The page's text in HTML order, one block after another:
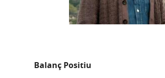
Balanç Positiu